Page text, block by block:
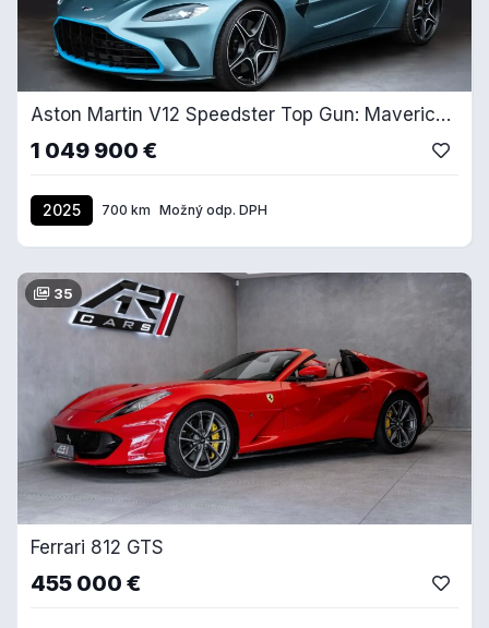
Aston Martin V12 Speedster Top Gun: Maverick Edition
1 049 900 €
2025 700 km Možný odp. DPH
35
Ferrari 812 GTS
455 000 €